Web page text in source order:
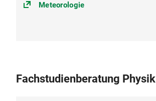
Meteorologie
Fachstudienberatung Physik